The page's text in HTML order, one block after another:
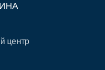
центр